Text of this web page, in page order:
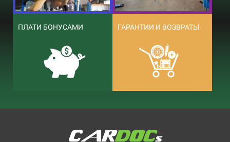
ПЛАТИ БОНУСАМИ ГАРАНТИИ И ВОЗВРАТЫ